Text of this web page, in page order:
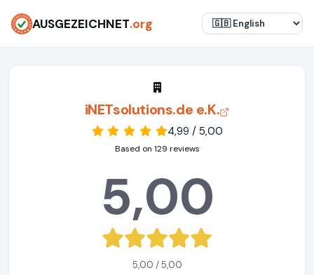
AUSGEZEICHNET.org
iNETsolutions.de e.K.
4,99 / 5,00
Based on 129 reviews
5,00
5,00 / 5,00